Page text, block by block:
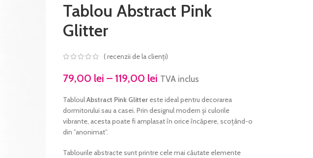
Tablou Abstract Pink
Glitter
(recenzii de la clienți)
79,00 lei – 119,00 lei TVA inclus
TabloulAbstract Pink Glitter este ideal pentru decorarea
dormitorului sau a casei. Prin designul modern și culorile
vibrante, acesta poate fi amplasat în orice încăpere, scoțând-o
din ”anonimat”.
Tablourile abstracte sunt printre cele mai căutate elemente